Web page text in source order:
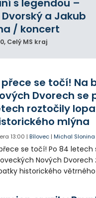
s legendou –
a Jakub
/ koncert
, Celý MS kraj
přece se točí! Na
Dvorech se
roztočily
mlýna
13:00 |Bílovec |Michal Slonina
se točí! Po 84 letech
Nových Dvorech
historického větrného